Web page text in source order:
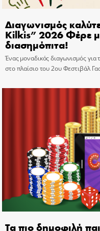
Διαγωνισμός
Kilkis” 2026 Φέρε
διασημόπιτα!
Ένας μοναδικός διαγωνισμός για
στο πλαίσιο του 2ου Φεστιβάλ
Τα πιο δημοφιλή